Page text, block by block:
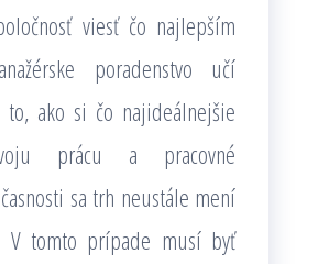
viesť čo najlepším
poradenstvo učí
to, ako si čo najideálnejšie
prácu a pracovné
sa trh neustále mení
V tomto prípade musí byť